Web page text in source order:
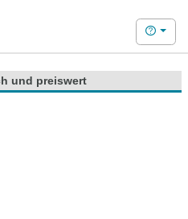
Hilfe
und preiswert